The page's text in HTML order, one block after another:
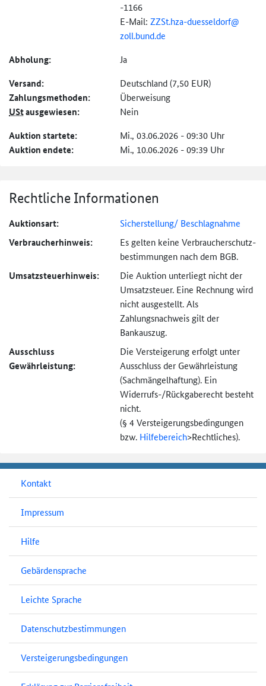
-1166
E-Mail: ZZSt.hza-duesseldorf@
zoll.bund.de
Abholung: Ja
Versand: Deutschland (7,50 EUR)
Zahlungs­methoden: Überweisung
UStausgewiesen: Nein
Auktion startete: Mi., 03.06.2026 - 09:30 Uhr
Auktion endete: Mi., 10.06.2026 - 09:39 Uhr
Rechtliche Informationen
Auktionsart: Sicherstellung/ Beschlagnahme
Verbraucher­hinweis:
Es gelten keine Verbraucher­schutz­
bestimmungen nach dem BGB.
Umsatzsteuer­hinweis:
Die Auktion unterliegt nicht der
Umsatzsteuer. Eine Rechnung wird
nicht ausgestellt. Als
Zahlungsnachweis gilt der
Bankauszug.
Ausschluss
Gewährleistung:
Die Versteigerung erfolgt unter
Ausschluss der Gewährleistung
(Sachmängel­haftung). Ein
Widerrufs-/Rückgaberecht besteht
nicht.
(§ 4 Versteigerungs­bedingungen
bzw. Hilfebereich>Rechtliches).
Kontakt
Impressum
Hilfe
Gebärdensprache
Leichte Sprache
Datenschutzbestimmungen
Versteigerungsbedingungen